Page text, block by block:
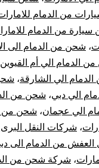
الي
الامارات
|
نقل
عفش
من
من الدمام
من الدمام
، شحن من الدمام الى
الدمام الي أم القيوين
الي الشارقة،
الي دبي، شحن من
الي عجمان، شحن من
، شركات النقل
من الدمام الى
، شركة شحن من